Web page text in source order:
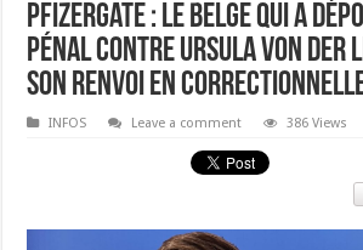
Pfizergate : le Belge qui a
pénal contre Ursula von der
son renvoi en
INFOS Leave a comment 386 Views